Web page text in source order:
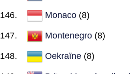
Monaco (8)
Montenegro (8)
Oekraïne (8)